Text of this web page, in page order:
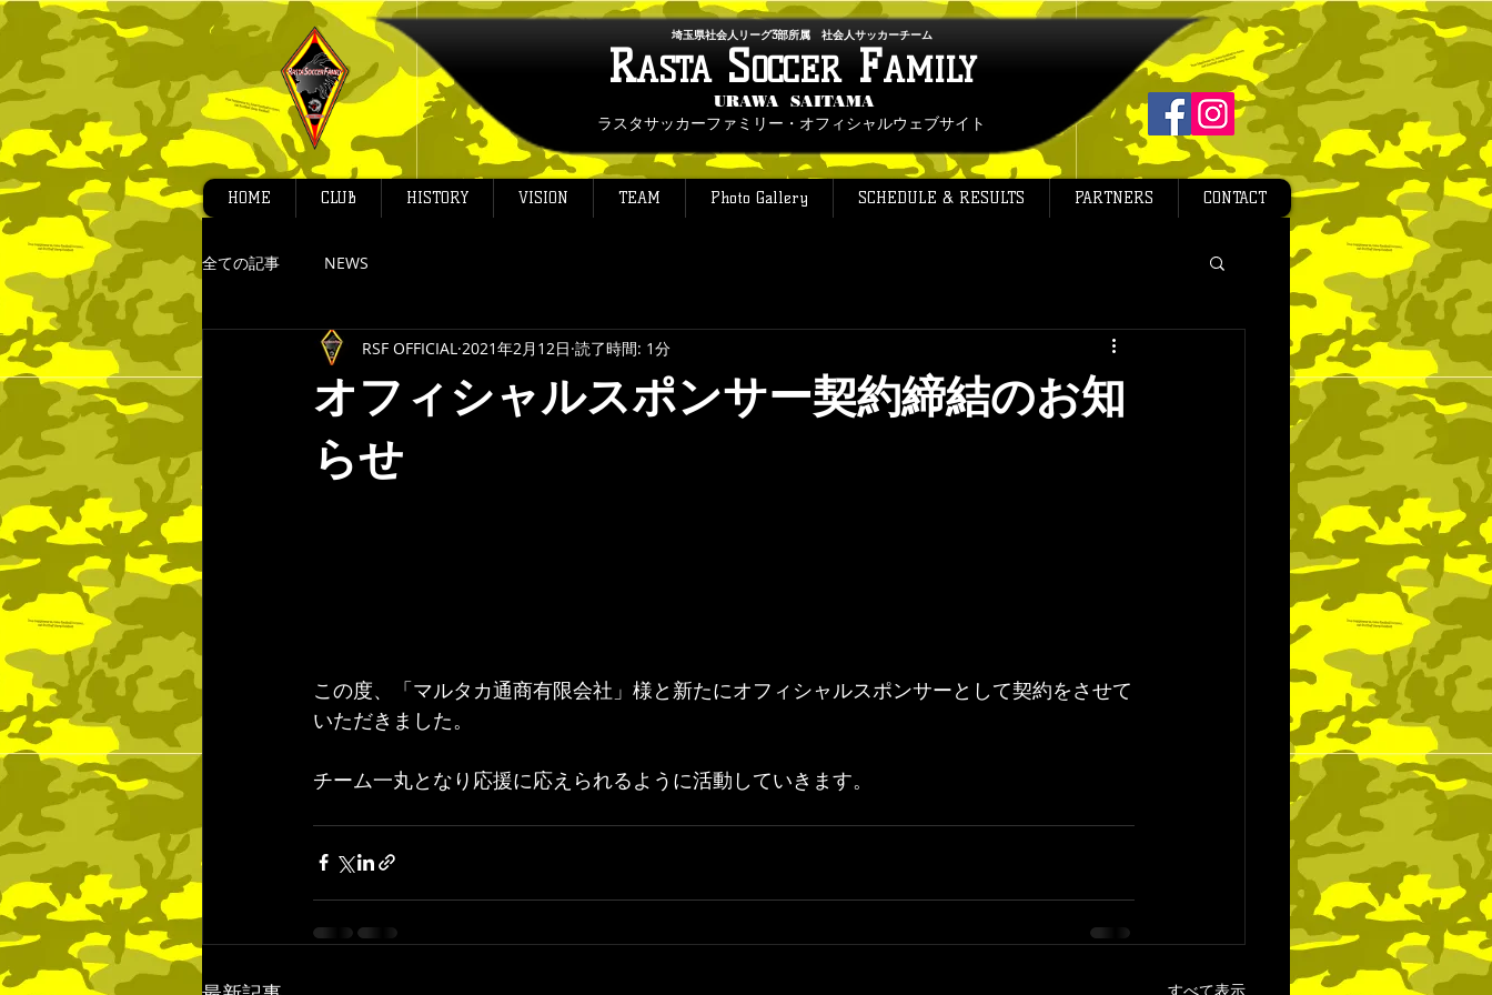
RASTASOCCERFAMILY
URAWA SAITAMA
ラスタサッカーファミリー・オフィシャルウェブサイト
埼玉県社会人リーグ3部所属 社会人サッカーチーム
HOME CLUB HISTORY VISION TEAM Photo Gallery SCHEDULE & RESULTS PARTNERS CONTACT
全ての記事 NEWS
オフィシャルスポンサー契約締結のお知
らせ
RSF OFFICIAL 2021年2月12日 読了時間: 1分
この度、「マルタカ通商有限会社」様と新たにオフィシャルスポンサーとして契約をさせて
いただきました。
チーム一丸となり応援に応えられるように活動していきます。
すべて表示